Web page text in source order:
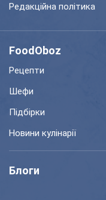
Редакційна політика
FoodOboz
Рецепти
Шефи
Підбірки
Новини кулінарії
Блоги